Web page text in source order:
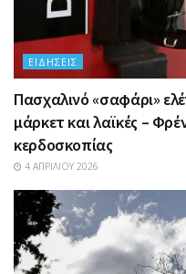
ΕΙΔΉΣΕΙΣ
Πασχαλινό «σαφάρι»
μάρκετ και λαϊκές –
κερδοσκοπίας
4 ΑΠΡΙΛΊΟΥ 2026